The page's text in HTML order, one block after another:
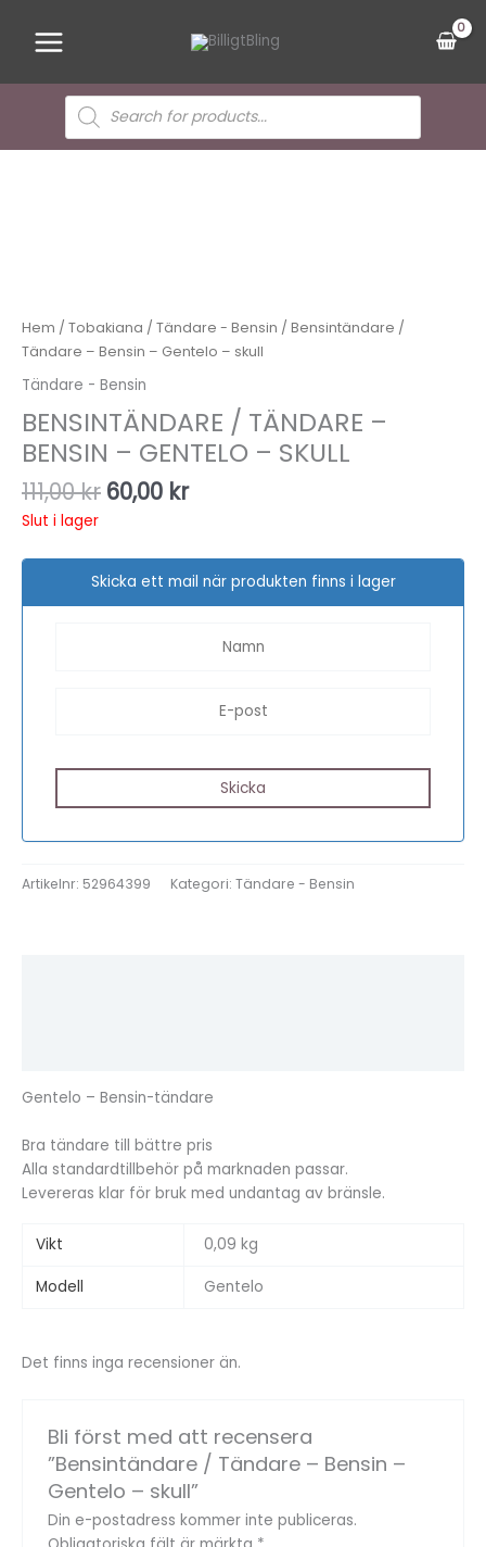
innehållMenu
Sök
efter
produkter
Hem / Tobakiana / Tändare - Bensin / Bensintändare /
Tändare – Bensin – Gentelo – skull
Tändare - Bensin
BENSINTÄNDARE / TÄNDARE –
BENSIN – GENTELO – SKULL
111,00kr
Det
60,00 kr
Det
Slut i lager
Skicka ett mail när produkten finns i lager
Artikelnr: 52964399 Kategori: Tändare - Bensin
Gentelo – Bensin-tändare
Bra tändare till bättre pris
Alla standardtillbehör på marknaden passar.
Levereras klar för bruk med undantag av bränsle.
Vikt 0,09 kg
Modell Gentelo
Det finns inga recensioner än.
Bli först med att recensera
”Bensintändare / Tändare – Bensin –
Gentelo – skull”
Din e-postadress kommer inte publiceras.